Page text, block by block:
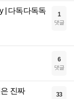
| 다독다독독
1
댓글
6
댓글
진짜 33